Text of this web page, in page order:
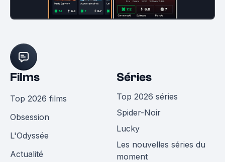
Films
Top 2026 films
Obsession
L'Odyssée
Actualité
Séries
Top 2026 séries
Spider-Noir
Lucky
Les nouvelles séries du
moment